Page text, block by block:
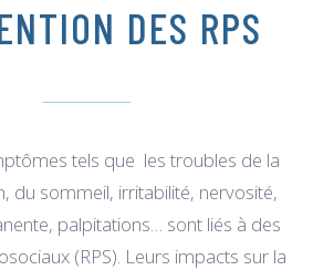
DES RPS
tels que les troubles de la
du sommeil, irritabilité, nervosité,
palpitations… sont liés à des
(RPS). Leurs impacts sur la